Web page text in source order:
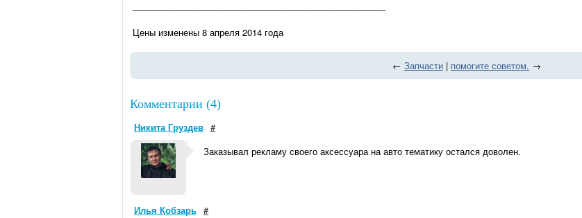
Цены изменены 8 апреля 2014 года
← Запчасти | помогите советом. →
Комментарии (4)
Никита Груздев #
Заказывал рекламу своего аксессуара на авто тематику остался доволен.
Илья Кобзарь #